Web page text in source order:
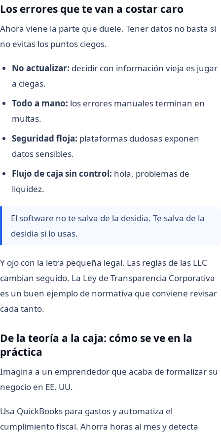
Los errores que te van a costar caro
Ahora viene la parte que duele. Tener datos no basta si
no evitas los puntos ciegos.
No actualizar: decidir con información vieja es jugar
a ciegas.
Todo a mano: los errores manuales terminan en
multas.
Seguridad floja: plataformas dudosas exponen
datos sensibles.
Flujo de caja sin control: hola, problemas de
liquidez.
El software no te salva de la desidia. Te salva de la
desidia si lo usas.
Y ojo con la letra pequeña legal. Las reglas de las LLC
cambian seguido. La Ley de Transparencia Corporativa
es un buen ejemplo de normativa que conviene revisar
cada tanto.
De la teoría a la caja: cómo se ve en la
práctica
Imagina a un emprendedor que acaba de formalizar su
negocio en EE. UU.
Usa QuickBooks para gastos y automatiza el
cumplimiento fiscal. Ahorra horas al mes y detecta